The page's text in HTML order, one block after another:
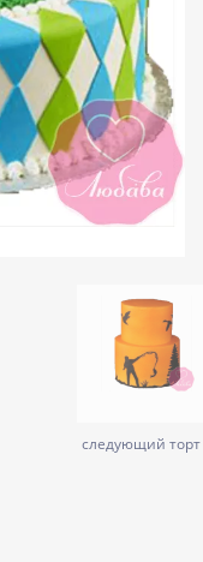
следующий торт